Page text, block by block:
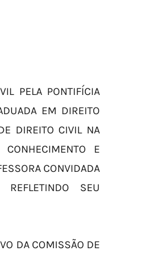
PELA PONTIFÍCIA
EM DIREITO
DIREITO CIVIL NA
E
CONVIDADA
SEU
DA COMISSÃO DE